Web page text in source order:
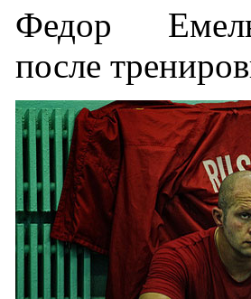
Федор
после